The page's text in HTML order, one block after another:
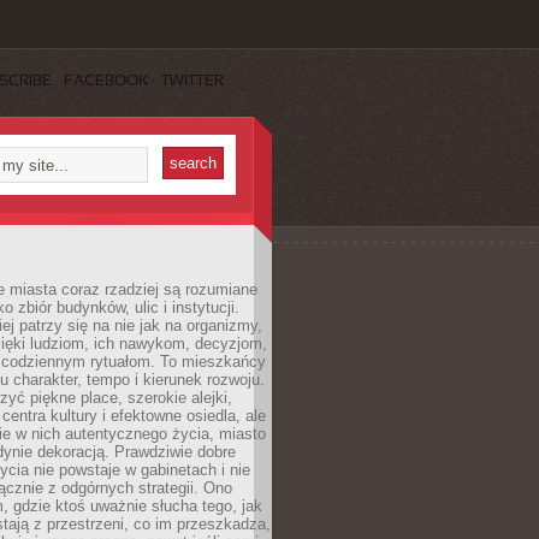
FACEBOOK TWITTER
miasta coraz rzadziej są rozumiane
zbiór budynków, ulic i instytucji.
patrzy się na nie jak na organizmy,
ludziom, ich nawykom, decyzjom,
rytuałom. To mieszkańcy
charakter, tempo i kierunek rozwoju.
piękne place, szerokie alejki,
kultury i efektowne osiedla, ale
w nich autentycznego życia, miasto
dekoracją. Prawdziwie dobre
nie powstaje w gabinetach i nie
z odgórnych strategii. Ono
gdzie ktoś uważnie słucha tego, jak
z przestrzeni, co im przeszkadza,